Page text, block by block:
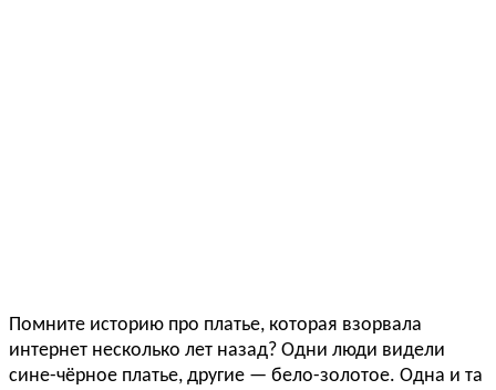
Помните историю про платье, которая взорвала
интернет несколько лет назад? Одни люди видели
сине-чёрное платье, другие — бело-золотое. Одна и та